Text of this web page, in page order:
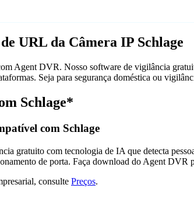
URL da Câmera IP Schlage
Agent DVR. Nosso software de vigilância
Seja para segurança doméstica ou
Schlage*
com Schlage
gratuito com tecnologia de IA que detecta
de porta. Faça download do Agent DVR
consulte Preços.